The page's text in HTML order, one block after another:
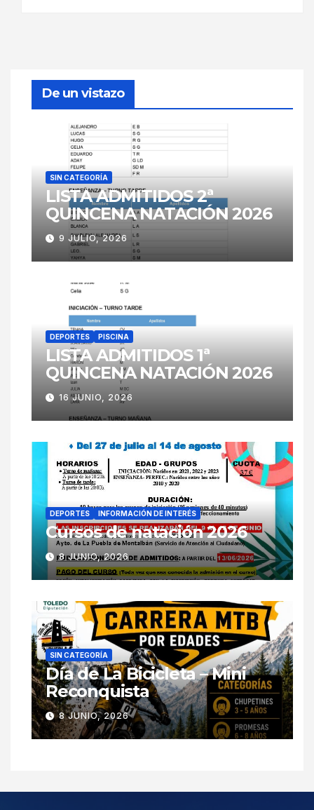
De un vistazo
SIN CATEGORÍA
LISTA ADMITIDOS 2ª
QUINCENA NATACIÓN 2026
9 JULIO, 2026
DEPORTES PISCINA
LISTA ADMITIDOS 1ª
QUINCENA NATACIÓN 2026
16 JUNIO, 2026
DEPORTES INFORMACIÓN DE INTERÉS
Cursos de natación 2026
8 JUNIO, 2026
SIN CATEGORÍA
Día de La Bicicleta – Mini
Reconquista
8 JUNIO, 2026